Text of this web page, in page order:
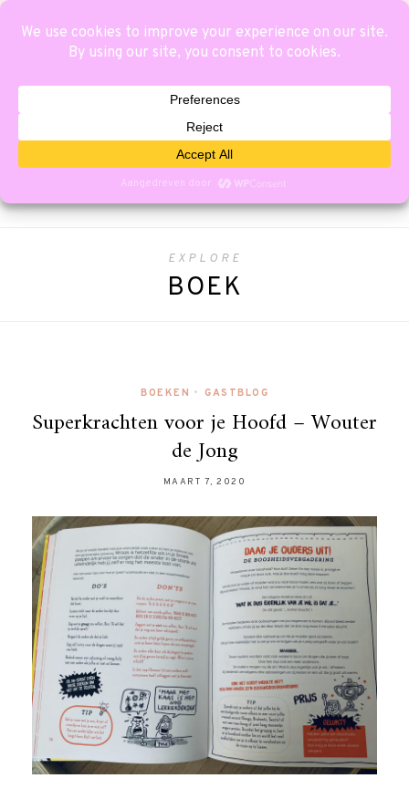
EXPLORE
BOEK
BOEKEN • GASTBLOG
Superkrachten voor je Hoofd – Wouter
de Jong
MAART 7, 2020